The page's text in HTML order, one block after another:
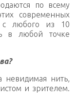
по всему
современных
с любого из 10
в любой точке
невидимая нить,
и зрителем.